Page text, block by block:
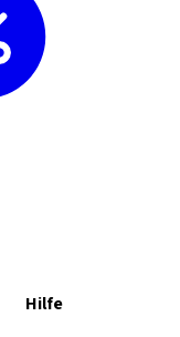
Hilfe